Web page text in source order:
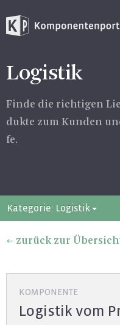
Logistik
Finde die rich­ti­gen
duk­te zum Kun­den
fe.
Kategorie: Logistik
zurück zur
KOMPONENTE
Logistik vom